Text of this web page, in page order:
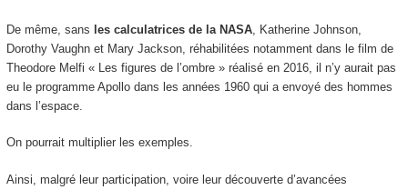
De même, sans les calculatrices de la NASA, Katherine Johnson,
Dorothy Vaughn et Mary Jackson, réhabilitées notamment dans le film de
Theodore Melfi « Les figures de l’ombre » réalisé en 2016, il n’y aurait pas
eu le programme Apollo dans les années 1960 qui a envoyé des hommes
dans l’espace.
On pourrait multiplier les exemples.
Ainsi, malgré leur participation, voire leur découverte d’avancées